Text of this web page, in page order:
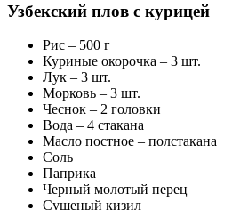
Узбекский плов с курицей
Рис – 500 г
Куриные окорочка – 3 шт.
Лук – 3 шт.
Морковь – 3 шт.
Чеснок – 2 головки
Вода – 4 стакана
Масло постное – полстакана
Соль
Паприка
Черный молотый перец
Сушеный кизил